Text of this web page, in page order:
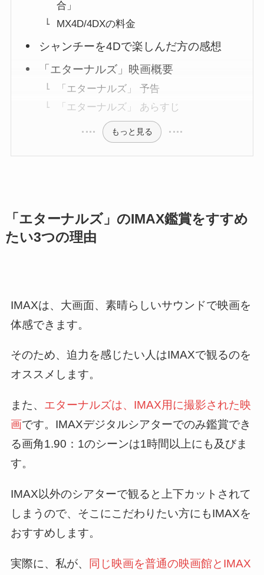
合」
MX4D/4DXの料金
シャンチーを4Dで楽しんだ方の感想
「エターナルズ」映画概要
「エターナルズ」 予告
「エターナルズ」 あらすじ
もっと見る
「エターナルズ」のIMAX鑑賞をすすめ
たい3つの理由
IMAXは、大画面、素晴らしいサウンドで映画を
体感できます。
そのため、迫力を感じたい人はIMAXで観るのを
オススメします。
また、 エターナルズは、IMAX用に撮影された映
画です。IMAXデジタルシアターでのみ鑑賞でき
る画角1.90：1のシーンは1時間以上にも及びま
す。
IMAX以外のシアターで観ると上下カットされて
しまうので、そこにこだわりたい方にもIMAXを
おすすめします。
実際に、私が、 同じ映画を普通の映画館とIMAX